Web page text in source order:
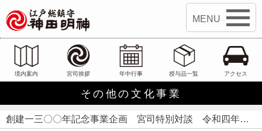
境内案内 宮司挨拶 年中行事 授与品一覧 アクセス
その他の文化事業
創建一三〇〇年記念事業企画 宮司特別対談 令和四年 第四回